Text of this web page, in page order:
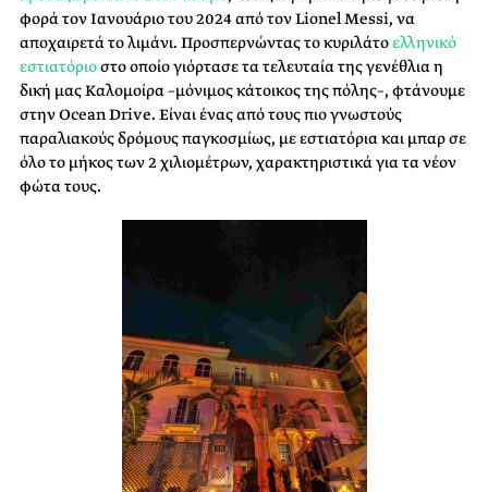
φορά τον Ιανουάριο του 2024 από τον Lionel Messi, να
αποχαιρετά το λιμάνι. Προσπερνώντας το κυριλάτοελληνικό
εστιατόριοστο οποίο γιόρτασε τα τελευταία της γενέθλια η
δική μας Καλομοίρα –μόνιμος κάτοικος της πόλης–, φτάνουμε
στην Ocean Drive. Είναι ένας από τους πιο γνωστούς
παραλιακούς δρόμους παγκοσμίως, με εστιατόρια και μπαρ σε
όλο το μήκος των 2 χιλιομέτρων, χαρακτηριστικά για τα νέον
φώτα τους.